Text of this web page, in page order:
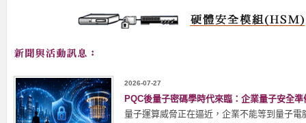
2026-07-27
PQC後量子密碼學時代來臨：企業量子安全
量子運算威脅正在逼近，企業不能等到量子